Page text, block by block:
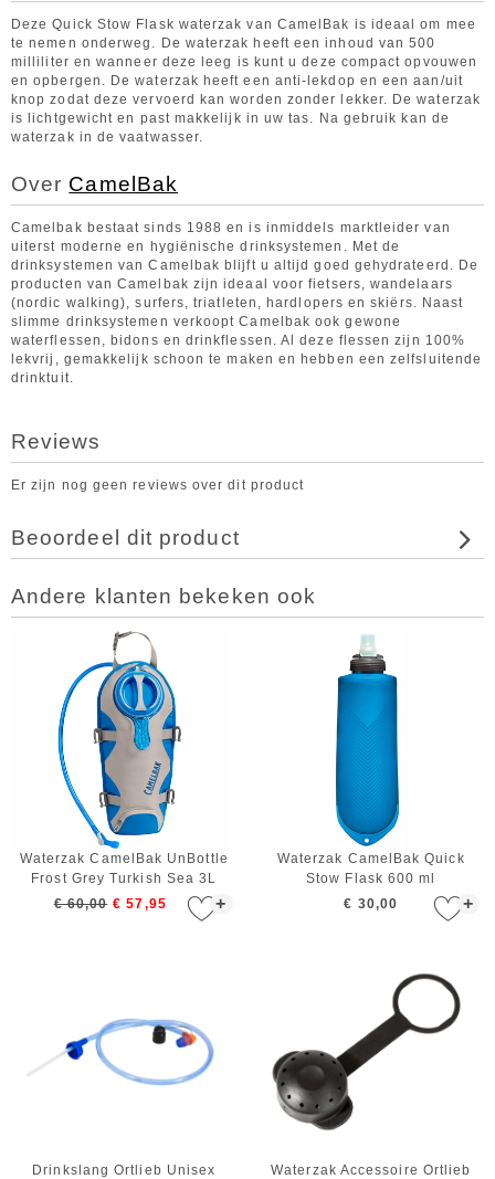
Deze Quick Stow Flask waterzak van CamelBak is ideaal om mee
te nemen onderweg. De waterzak heeft een inhoud van 500
milliliter en wanneer deze leeg is kunt u deze compact opvouwen
en opbergen. De waterzak heeft een anti-lekdop en een aan/uit
knop zodat deze vervoerd kan worden zonder lekker. De waterzak
is lichtgewicht en past makkelijk in uw tas. Na gebruik kan de
waterzak in de vaatwasser.
Over CamelBak
Camelbak bestaat sinds 1988 en is inmiddels marktleider van
uiterst moderne en hygiënische drinksystemen. Met de
drinksystemen van Camelbak blijft u altijd goed gehydrateerd. De
producten van Camelbak zijn ideaal voor fietsers, wandelaars
(nordic walking), surfers, triatleten, hardlopers en skiërs. Naast
slimme drinksystemen verkoopt Camelbak ook gewone
waterflessen, bidons en drinkflessen. Al deze flessen zijn 100%
lekvrij, gemakkelijk schoon te maken en hebben een zelfsluitende
drinktuit.
Reviews
Er zijn nog geen reviews over dit product
Beoordeel dit product
Andere klanten bekeken ook
+
Waterzak CamelBak UnBottle
Frost Grey Turkish Sea 3L
€ 60,00 € 57,95 +
Waterzak CamelBak Quick
Stow Flask 600 ml
€ 30,00
Drinkslang Ortlieb Unisex Waterzak Accessoire Ortlieb